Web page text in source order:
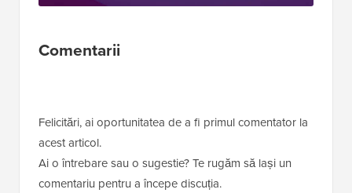
Interacțiuni
Comentarii
Felicitări, ai oportunitatea de a fi primul comentator la
acest articol.
Ai o întrebare sau o sugestie? Te rugăm să lași un
comentariu pentru a începe discuția.